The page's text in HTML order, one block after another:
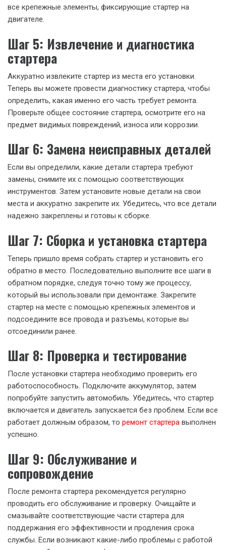
все крепежные элементы, фиксирующие стартер на
двигателе.
Шаг 5: Извлечение и диагностика
стартера
Аккуратно извлеките стартер из места его установки.
Теперь вы можете провести диагностику стартера, чтобы
определить, какая именно его часть требует ремонта.
Проверьте общее состояние стартера, осмотрите его на
предмет видимых повреждений, износа или коррозии.
Шаг 6: Замена неисправных деталей
Если вы определили, какие детали стартера требуют
замены, снимите их с помощью соответствующих
инструментов. Затем установите новые детали на свои
места и аккуратно закрепите их. Убедитесь, что все детали
надежно закреплены и готовы к сборке.
Шаг 7: Сборка и установка стартера
Теперь пришло время собрать стартер и установить его
обратно в место. Последовательно выполните все шаги в
обратном порядке, следуя точно тому же процессу,
который вы использовали при демонтаже. Закрепите
стартер на месте с помощью крепежных элементов и
подсоедините все провода и разъемы, которые вы
отсоединили ранее.
Шаг 8: Проверка и тестирование
После установки стартера необходимо проверить его
работоспособность. Подключите аккумулятор, затем
попробуйте запустить автомобиль. Убедитесь, что стартер
включается и двигатель запускается без проблем. Если все
работает должным образом, то ремонт стартера выполнен
успешно.
Шаг 9: Обслуживание и
сопровождение
После ремонта стартера рекомендуется регулярно
проводить его обслуживание и проверку. Очищайте и
смазывайте соответствующие части стартера для
поддержания его эффективности и продления срока
службы. Если возникают какие-либо проблемы с работой